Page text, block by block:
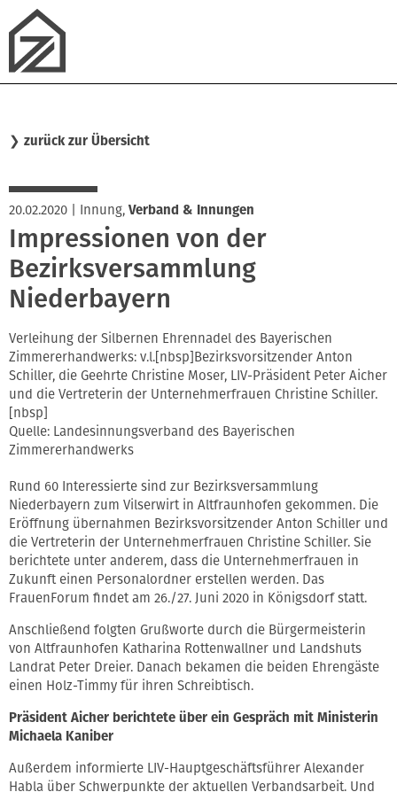
❯ zurück zur Übersicht
20.02.2020 Innung, Verband & Innungen
Impressionen von der
Bezirksversammlung
Niederbayern
Verleihung der Silbernen Ehrennadel des Bayerischen
Zimmererhandwerks: v.l.[nbsp]Bezirksvorsitzender Anton
Schiller, die Geehrte Christine Moser, LIV-Präsident Peter Aicher
und die Vertreterin der Unternehmerfrauen Christine Schiller.
[nbsp]
Quelle: Landesinnungsverband des Bayerischen
Zimmererhandwerks
Rund 60 Interessierte sind zur Bezirksversammlung
Niederbayern zum Vilserwirt in Altfraunhofen gekommen. Die
Eröffnung übernahmen Bezirksvorsitzender Anton Schiller und
die Vertreterin der Unternehmerfrauen Christine Schiller. Sie
berichtete unter anderem, dass die Unternehmerfrauen in
Zukunft einen Personalordner erstellen werden. Das
FrauenForum findet am 26./27. Juni 2020 in Königsdorf statt.
Anschließend folgten Grußworte durch die Bürgermeisterin
von Altfraunhofen Katharina Rottenwallner und Landshuts
Landrat Peter Dreier. Danach bekamen die beiden Ehrengäste
einen Holz-Timmy für ihren Schreibtisch.
Präsident Aicher berichtete über ein Gespräch mit Ministerin
Michaela Kaniber
Außerdem informierte LIV-Hauptgeschäftsführer Alexander
Habla über Schwerpunkte der aktuellen Verbandsarbeit. Und